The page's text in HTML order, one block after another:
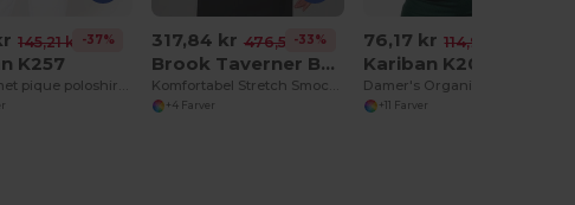
145,21 kr -37%
K257
317,84 kr 476,59 kr
-33%
Brook Taverner BT2362
+4 Farver
76,17 kr 114,97 kr
Kariban K2026
+11 Farver